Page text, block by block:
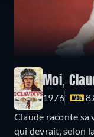
Moi,
1976
Claude raconte sa
qui devrait, selon